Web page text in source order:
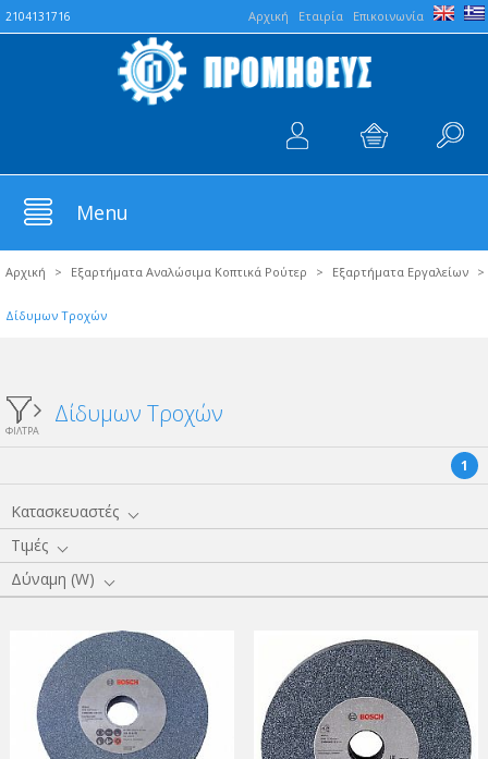
Aρχική Εταιρία Επικοινωνία
2104131716
Menu
Αρχική > Εξαρτήματα Αναλώσιμα Κοπτικά Ρούτερ > Εξαρτήματα Εργαλείων >
Δίδυμων Τροχών
ΦΙΛΤΡΑ
Δίδυμων Τροχών
1
Κατασκευαστές
Τιμές
Δύναμη (W)